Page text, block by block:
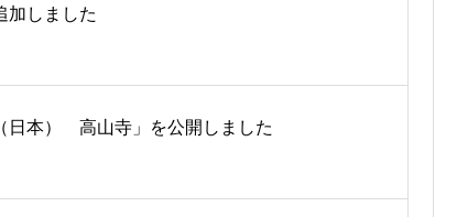
加しました
日本） 高山寺」を公開しました